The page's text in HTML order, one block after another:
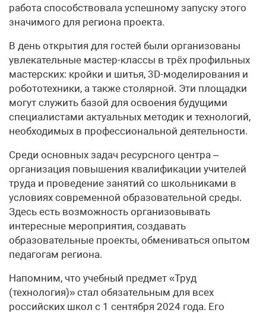
работа способствовала успешному запуску этого
значимого для региона проекта.
В день открытия для гостей были организованы
увлекательные мастер-классы в трёх профильных
мастерских: кройки и шитья, 3D-моделирования и
робототехники, а также столярной. Эти площадки
могут служить базой для освоения будущими
специалистами актуальных методик и технологий,
необходимых в профессиональной деятельности.
Среди основных задач ресурсного центра –
организация повышения квалификации учителей
труда и проведение занятий со школьниками в
условиях современной образовательной среды.
Здесь есть возможность организовывать
интересные мероприятия, создавать
образовательные проекты, обмениваться опытом
педагогам региона.
Напомним, что учебный предмет «Труд
(технология)» стал обязательным для всех
российских школ с 1 сентября 2024 года. Его